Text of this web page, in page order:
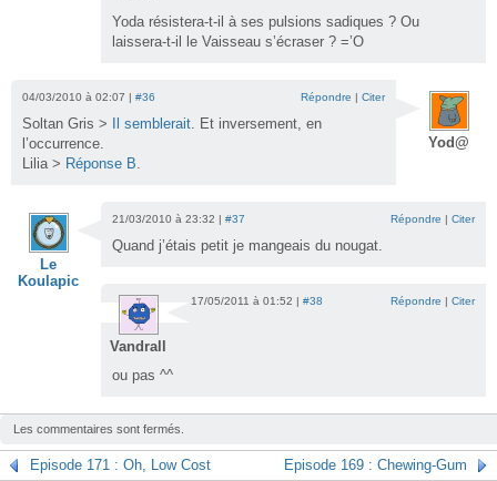
Yoda résistera-t-il à ses pulsions sadiques ? Ou
laissera-t-il le Vaisseau s’écraser ? =’O
Yod@
04/03/2010 à 02:07 | #36 Répondre | Citer
Soltan Gris > Il semblerait. Et inversement, en
l’occurrence.
Lilia > Réponse B.
Le
Koulapic
21/03/2010 à 23:32 | #37 Répondre | Citer
Quand j’étais petit je mangeais du nougat.
Vandrall
17/05/2011 à 01:52 | #38 Répondre | Citer
ou pas ^^
Les commentaires sont fermés.
Episode 171 : Oh, Low Cost Episode 169 : Chewing-Gum